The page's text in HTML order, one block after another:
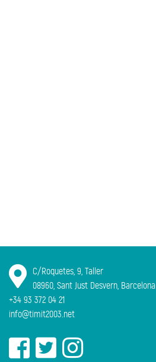
C/Roquetes, 9, Taller
08960, Sant Just Desvern, Barcelona
+34 93 372 04 21
info@timit2003.net